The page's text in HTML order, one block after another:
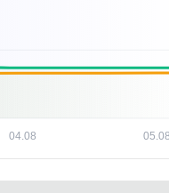
04.08 05.08